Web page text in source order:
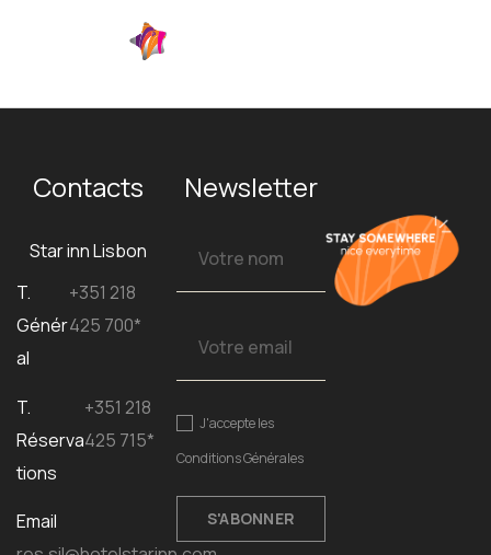
Contacts
Star inn Lisbon
T.
Génér
al
+351 218
425 700*
T.
Réserva
tions
+351 218
425 715*
Email
Newsletter
J'accepte les
Conditions Générales
S'ABONNER